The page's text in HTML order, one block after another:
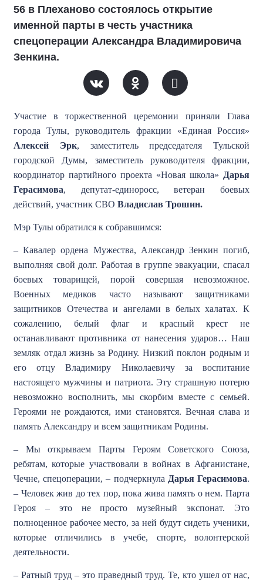
56 в Плеханово состоялось открытие
именной парты в честь участника
спецоперации Александра Владимировича
Зенкина.
Участие в торжественной церемонии приняли Глава
города Тулы, руководитель фракции «Единая Россия»
Алексей Эрк, заместитель председателя Тульской
городской Думы, заместитель руководителя фракции,
координатор партийного проекта «Новая школа» Дарья
Герасимова, депутат-единоросс, ветеран боевых
действий, участник СВО Владислав Трошин.
Мэр Тулы обратился к собравшимся:
– Кавалер ордена Мужества, Александр Зенкин погиб,
выполняя свой долг. Работая в группе эвакуации, спасал
боевых товарищей, порой совершая невозможное.
Военных медиков часто называют защитниками
защитников Отечества и ангелами в белых халатах. К
сожалению, белый флаг и красный крест не
останавливают противника от нанесения ударов… Наш
земляк отдал жизнь за Родину. Низкий поклон родным и
его отцу Владимиру Николаевичу за воспитание
настоящего мужчины и патриота. Эту страшную потерю
невозможно восполнить, мы скорбим вместе с семьей.
Героями не рождаются, ими становятся. Вечная слава и
память Александру и всем защитникам Родины.
– Мы открываем Парты Героям Советского Союза,
ребятам, которые участвовали в войнах в Афганистане,
Чечне, спецоперации, – подчеркнула Дарья Герасимова.
– Человек жив до тех пор, пока жива память о нем. Парта
Героя – это не просто музейный экспонат. Это
полноценное рабочее место, за ней будут сидеть ученики,
которые отличились в учебе, спорте, волонтерской
деятельности.
– Ратный труд – это праведный труд. Те, кто ушел от нас,